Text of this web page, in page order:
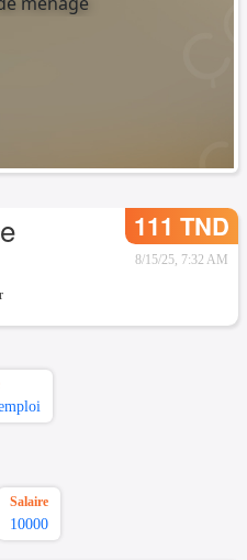
111 TND
8/15/25, 7:32 AM
Salaire
10000